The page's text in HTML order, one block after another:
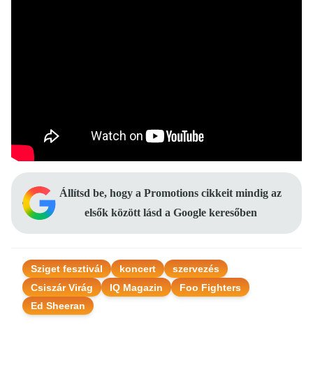
Állítsd be, hogy a Promotions cikkeit mindig az
elsők között lásd a Google keresőben
Sziget fesztivál koncert
szervezés
Csiszár Virág
IQ Magazin
Foo Fighters
Ed Sheeran